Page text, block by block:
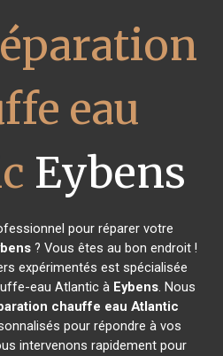
eau
Eybens
pour réparer votre
? Vous êtes au bon endroit !
expérimentés est spécialisée
eau Atlantic à Eybens. Nous
chauffe eau Atlantic
pour répondre à vos
intervenons rapidement pour